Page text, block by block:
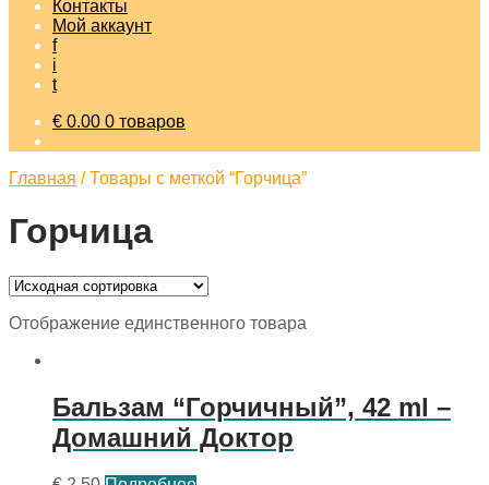
Контакты
Мой аккаунт
f
i
t
€ 0.00 0 товаров
Главная /Товары с меткой “Горчица”
Горчица
Отображение единственного товара
Бальзам “Горчичный”, 42 ml –
Домашний Доктор